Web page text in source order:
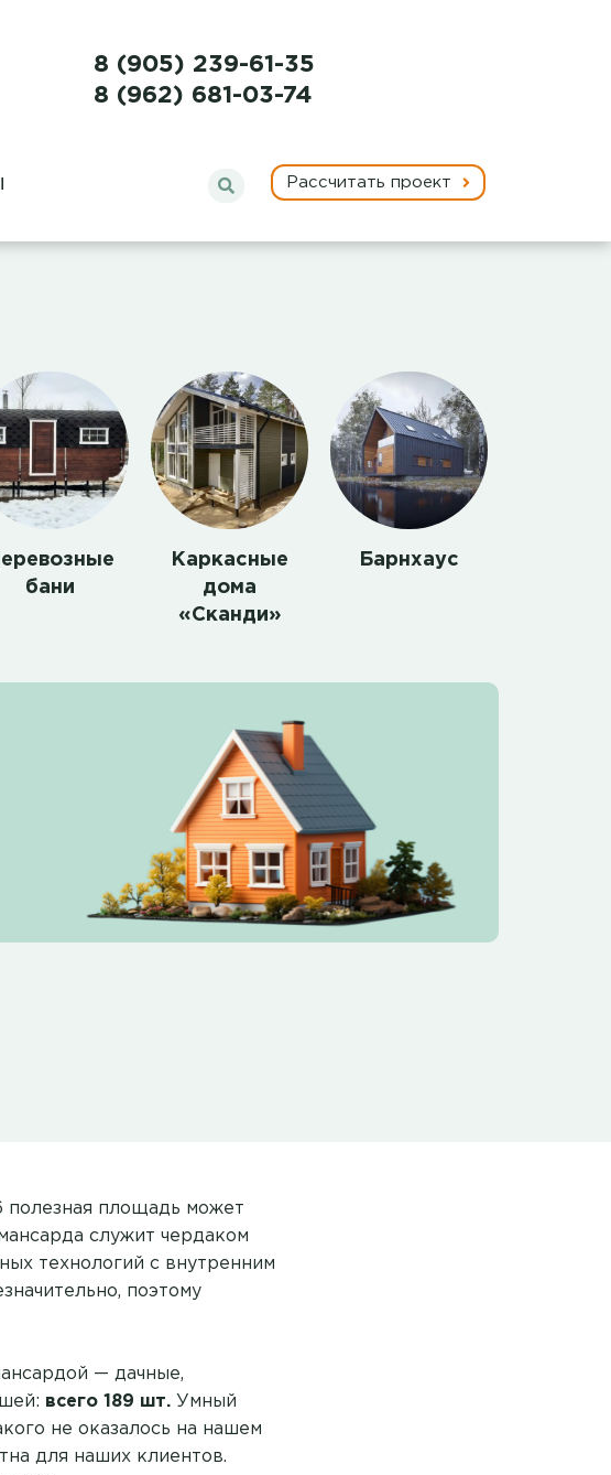
8 (905) 239-61-35
8 (962) 681-03-74
Рассчитать проект
бани
Каркасные
дома
«Сканди»
Барнхаус
полезная площадь может
служит чердаком
технологий с внутренним
поэтому
— дачные,
всего 189 шт. Умный
не оказалось на нашем
для наших клиентов.